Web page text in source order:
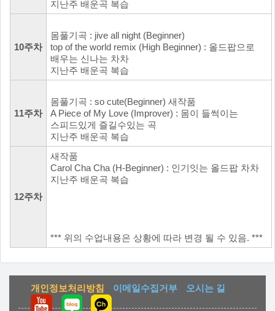
지난주 배운곡 복습
10주차
몸풀기곡 : jive all night (Beginner)
top of the world remix (High Beginner) : 올드팝으로
배우는 신나는 차차
지난주 배운곡 복습
11주차
몸풀기곡 : so cute(Beginner) 새작품
A Piece of My Love (Improver) : 몸이 들썩이는
스피드있게 즐길수있는 곡
지난주 배운곡 복습
12주차
새작품
Carol Cha Cha (H-Beginner) : 인기잇는 올드팝 차차
지난주 배운곡 복습
*** 위의 수업내용은 상황에 따라 변경 될 수 있음. ***
개인정보처리방침 이메일수집거부 오시는 길